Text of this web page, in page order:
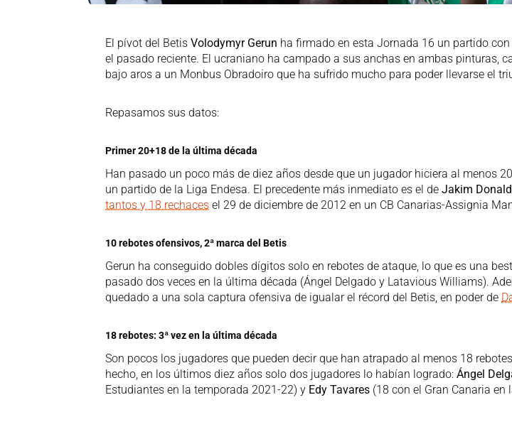
El pívot del Betis Volodymyr Gerun ha firmado en esta Jornada 16 un partido
el pasado reciente. El ucraniano ha campado a sus anchas en ambas pinturas,
bajo aros a un Monbus Obradoiro que ha sufrido mucho para poder llevarse el
Repasamos sus datos:
Primer 20+18 de la última década
Han pasado un poco más de diez años desde que un jugador hiciera al menos
un partido de la Liga Endesa. El precedente más inmediato es el de Jakim
tantos y 18 rechaces el 29 de diciembre de 2012 en un CB Canarias-Assignia
10 rebotes ofensivos, 2ª marca del Betis
Gerun ha conseguido dobles dígitos solo en rebotes de ataque, lo que es una
pasado dos veces en la última década (Ángel Delgado y Latavious Williams).
quedado a una sola captura ofensiva de igualar el récord del Betis, en poder de
18 rebotes: 3ª vez en la última década
Son pocos los jugadores que pueden decir que han atrapado al menos 18
hecho, en los últimos diez años solo dos jugadores lo habían logrado: Ángel
Estudiantes en la temporada 2021-22) y Edy Tavares (18 con el Gran Canaria en